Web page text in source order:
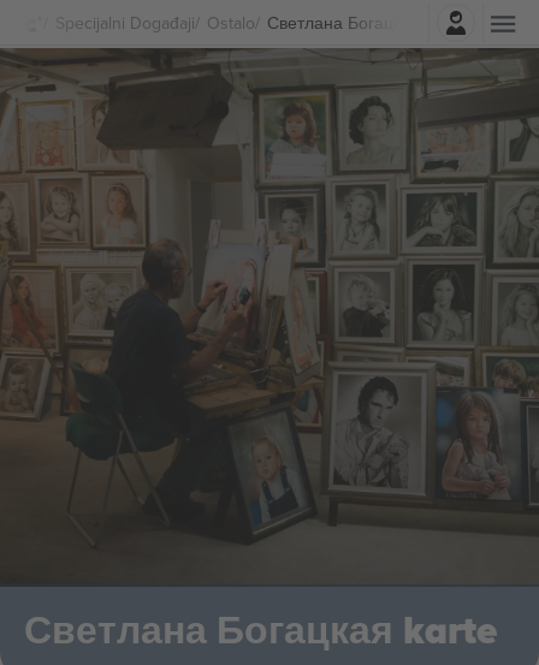
Specijalni Događaji Ostalo Светлана Богацкая Karte
Najavite se
Светлана Богацкая karte